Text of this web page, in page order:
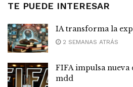
TE PUEDE INTERESAR
IA transforma la
2 SEMANAS ATRÁS
FIFA impulsa
mdd